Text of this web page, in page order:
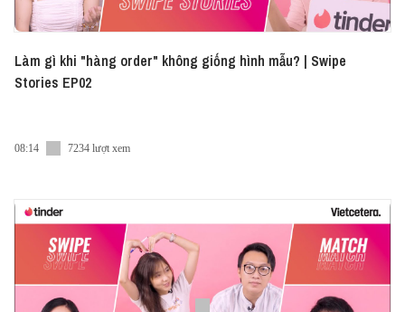
Làm gì khi "hàng order" không giống hình mẫu? | Swipe
Stories EP02
08:14 7234 lượt xem